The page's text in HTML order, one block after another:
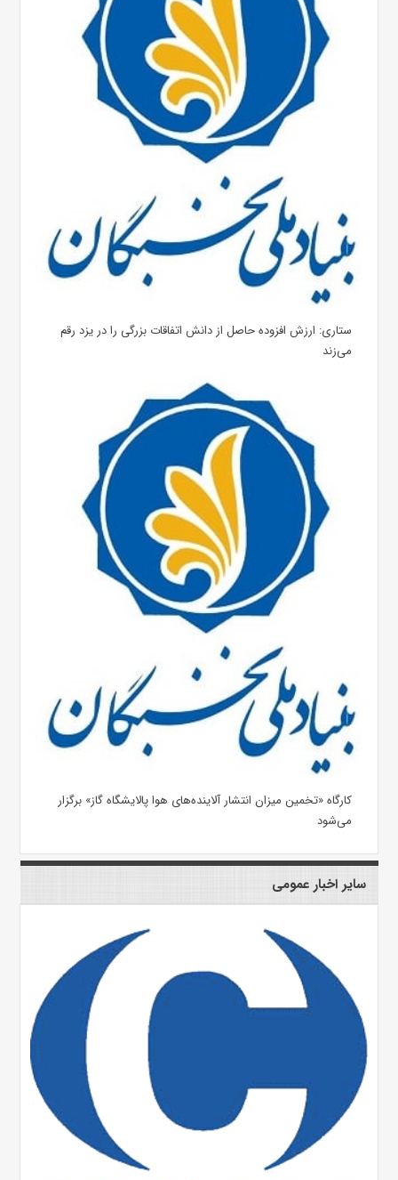
ستاری: ارزش افزوده حاصل از دانش اتفاقات بزرگی را در یزد رقم
می‌زند
کارگاه «تخمین میزان انتشار آلاینده‌های هوا پالایشگاه گاز»​ برگزار
می‌شود
سایر اخبار عمومی